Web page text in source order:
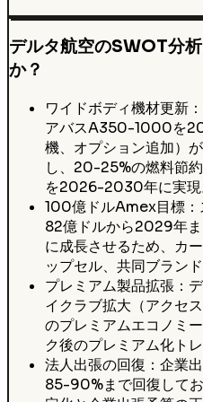
デルタ航空のSWOT分
か？
ワイドボディ機材更新
アバスA350-1000を
機、オプション追加）
し、20-25%の燃料節
を2026-2030年に実現
100億ドルAmex目標
82億ドルから2029年
に成長させるため、カ
ップセル、共同ブラン
プレミアム製品拡張：
イクラブ拡大（アクセ
のプレミアムエコノミ
ク後のプレミアム化トレ
法人出張の回復：企業
85-90%まで回復して